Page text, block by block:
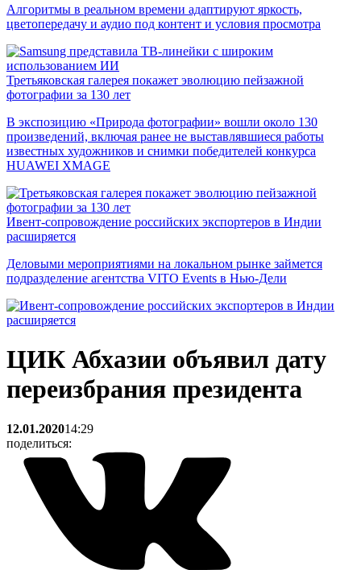
Алгоритмы в реальном времени адаптируют яркость,
цветопередачу и аудио под контент и условия просмотра
Третьяковская галерея покажет эволюцию пейзажной
фотографии за 130 лет
В экспозицию «Природа фотографии» вошли около 130
произведений, включая ранее не выставлявшиеся работы
известных художников и снимки победителей конкурса
HUAWEI XMAGE
Ивент-сопровождение российских экспортеров в Индии
расширяется
Деловыми мероприятиями на локальном рынке займется
подразделение агентства VITO Events в Нью-Дели
ЦИК Абхазии объявил дату
переизбрания президента
12.01.202014:29
поделиться: